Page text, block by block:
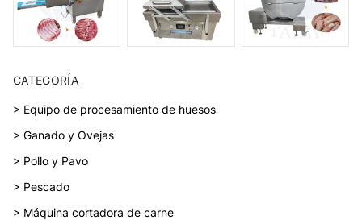
CATEGORÍA
> Equipo de procesamiento de huesos
> Ganado y Ovejas
> Pollo y Pavo
> Pescado
> Máquina cortadora de carne